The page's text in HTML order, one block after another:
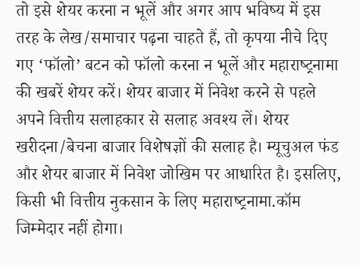
तो इसे शेयर करना न भूलें और अगर आप भविष्य में इस
तरह के लेख/समाचार पढ़ना चाहते हैं, तो कृपया नीचे दिए
गए ‘फॉलो’ बटन को फॉलो करना न भूलें और महाराष्ट्रनामा
की खबरें शेयर करें। शेयर बाजार में निवेश करने से पहले
अपने वित्तीय सलाहकार से सलाह अवश्य लें। शेयर
खरीदना/बेचना बाजार विशेषज्ञों की सलाह है। म्यूचुअल फंड
और शेयर बाजार में निवेश जोखिम पर आधारित है। इसलिए,
किसी भी वित्तीय नुकसान के लिए महाराष्ट्रनामा.कॉम
जिम्मेदार नहीं होगा।